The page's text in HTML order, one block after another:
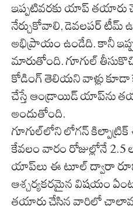
ఇప్పటివరకు యాప్
నేర్చుకోవాలి, డెవలపర్ టీమ్
అభిప్రాయం ఉండేది. కానీ
మారుతోంది. గూగుల్
కోడింగ్ తెలియని వాళ్లు
చేస్తే ఆండ్రాయిడ్ యాప్‌ను
అందుతోంది.
గూగుల్‌లోని లోగన్ కిల్పాట్రిక్
కేవలం వారం రోజుల్లోనే 2.5
యాప్‌లు ఈ టూల్ ద్వారా
ఆశ్చర్యకరమైన విషయం
తయారు చేసిన వారిలో